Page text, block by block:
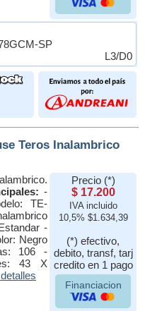
SP
L3/D0
Teros Inalambrico
-
TE-
-
Negro
106 -
43 X
Precio (*)
$ 17.200
IVA incluido
10,5% $1.634,39
(*) efectivo,
debito, transf, tarj
credito en 1 pago
Financiacion